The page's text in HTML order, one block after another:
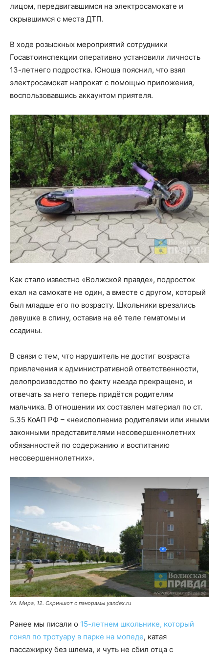
лицом, передвигавшимся на электросамокате и
скрывшимся с места ДТП.
В ходе розыскных мероприятий сотрудники
Госавтоинспекции оперативно установили личность
13-летнего подростка. Юноша пояснил, что взял
электросамокат напрокат с помощью приложения,
воспользовавшись аккаунтом приятеля.
Как стало известно «Волжской правде», подросток
ехал на самокате не один, а вместе с другом, который
был младше его по возрасту. Школьники врезались
девушке в спину, оставив на её теле гематомы и
ссадины.
В связи с тем, что нарушитель не достиг возраста
привлечения к административной ответственности,
делопроизводство по факту наезда прекращено, и
отвечать за него теперь придётся родителям
мальчика. В отношении их составлен материал по ст.
5.35 КоАП РФ – «неисполнение родителями или иными
законными представителями несовершеннолетних
обязанностей по содержанию и воспитанию
несовершеннолетних».
Ул. Мира, 12. Скриншот с панорамы yandex.ru
Ранее мы писали о 15-летнем школьнике, который
гонял по тротуару в парке на мопеде, катая
пассажирку без шлема, и чуть не сбил отца с